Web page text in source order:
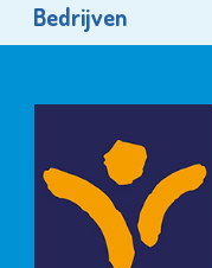
Bedrijven